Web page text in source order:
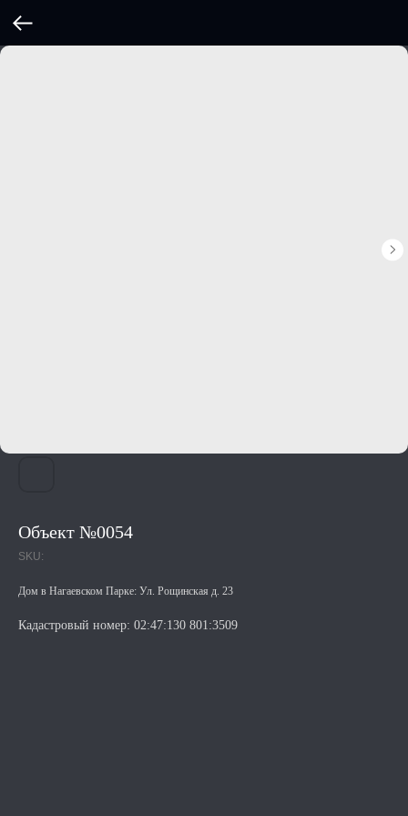
Объект №0054
SKU:
Дом в Нагаевском Парке: Ул. Рощинская д. 23
Кадастровый номер: 02:47:130 801:3509